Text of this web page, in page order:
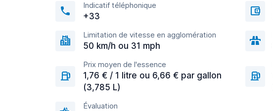
Indicatif téléphonique
+33
Limitation de vitesse en agglomération
50 km/h ou 31 mph
Prix moyen de l'essence
1,76 € / 1 litre ou 6,66 € par gallon
(3,785 L)
Évaluation